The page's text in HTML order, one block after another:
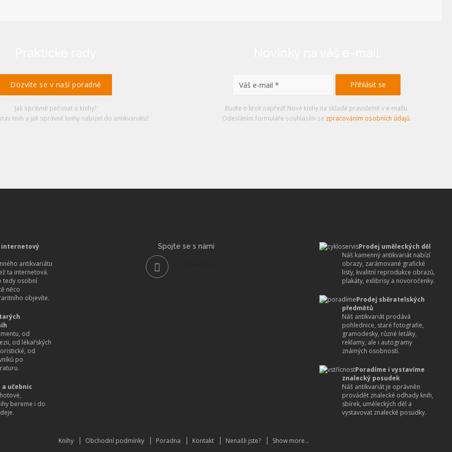
Dozvíte se v naší poradně
Jak správně pečovat o knihy?
knih a jak správně knihy nabízet do antikvariátu?
Buďte o krok napřed! Nové knihy na skladě pravidelně v e-mailu.
Odesláním formuláře souhlasím se zpracováním osobních údajů.
internetový
antikvariátu
ta internetová.
tedy osobní
něco
objevíte.
od
od lékařských
od
po
učebnic
bereme i do
Prodej uměleckých děl
Náš kamenný antikvariát nabízí
obrazy, zarámované grafické
listy, kvalitní reprodukce obrazů,
plakáty, exlibrisy a novoročenky.
Prodej sběratelských
předmětů
Náš antikvariát prodává
pohlednice, staré fotografie,
gramodesky, různé letáky,
reklamy, ale i autogramy
známých osobností.
Poradíme i vystavíme
znalecký posudek
Náš antikvariát je oprávněn
provádět znalecké odhady knih,
sbírek, uměleckých děl a
vystavovat znalecké posudky.
Spojte se s námi
Knihy Obchodní podmínky Poradna Kontakt Nenašli jste? Show more...